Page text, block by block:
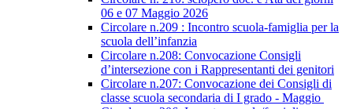
06 e 07 Maggio 2026
Circolare n.209 : Incontro scuola-famiglia per la
scuola dell’infanzia
Circolare n.208: Convocazione Consigli
d’intersezione con i Rappresentanti dei genitori
Circolare n.207: Convocazione dei Consigli di
classe scuola secondaria di I grado - Maggio